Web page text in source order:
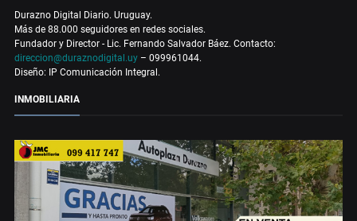
Durazno Digital Diario. Uruguay.
Más de 88.000 seguidores en redes sociales.
Fundador y Director - Lic. Fernando Salvador Báez. Contacto:
direccion@duraznodigital.uy – 099961044.
Diseño: IP Comunicación Integral.
INMOBILIARIA